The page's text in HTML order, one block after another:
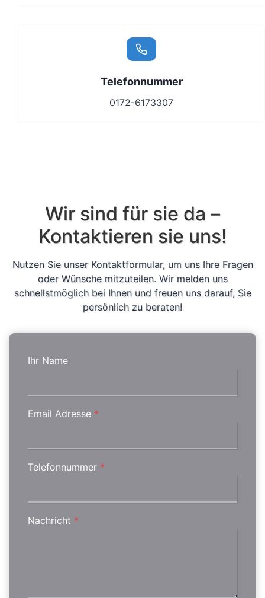
Telefonnummer
0172-6173307
Wir sind für sie da –
Kontaktieren sie uns!
Nutzen Sie unser Kontaktformular, um uns Ihre Fragen
oder Wünsche mitzuteilen. Wir melden uns
schnellstmöglich bei Ihnen und freuen uns darauf, Sie
persönlich zu beraten!
Ihr Name
Email Adresse *
Telefonnummer *
Nachricht *